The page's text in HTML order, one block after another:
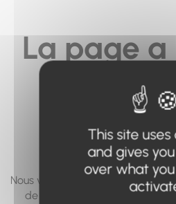
La page
vous
accéder
pas...
Nous vous invitons à utiliser le
de page, ou à utiliser le menu
This site
and gives
over what